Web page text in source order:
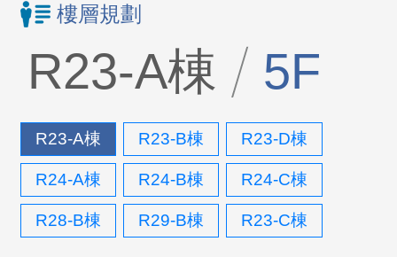
樓層規劃
R23-A棟 5F
R23-A棟 R23-B棟 R23-D棟
R24-A棟 R24-B棟 R24-C棟
R28-B棟 R29-B棟 R23-C棟